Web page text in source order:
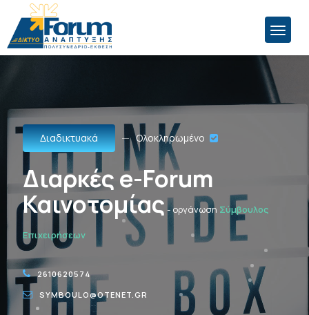
Διαδικτυακά Ολοκληρωμένο
Διαρκές e-Forum
Καινοτομίας - οργάνωση Σύμβουλος
Επιχειρήσεων
2610620574
SYMBOULO@OTENET.GR